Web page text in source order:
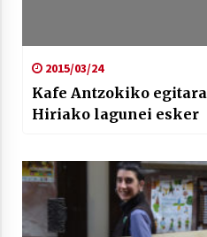
2021/07/03
EHZtik
2021/07/01
2015/03/24
Kafe Antzokiko
Hiriako lagunei esker